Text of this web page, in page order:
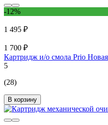
-12%
1 495 ₽
1 700 ₽
Картридж и/о смола Prio
5
(28)
В корзину